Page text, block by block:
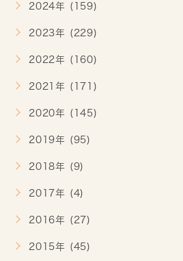
2024年 (159)
2023年 (229)
2022年 (160)
2021年 (171)
2020年 (145)
2019年 (95)
2018年 (9)
2017年 (4)
2016年 (27)
2015年 (45)